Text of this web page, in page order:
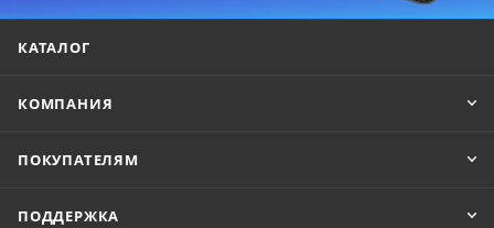
КАТАЛОГ
КОМПАНИЯ
ПОКУПАТЕЛЯМ
ПОДДЕРЖКА